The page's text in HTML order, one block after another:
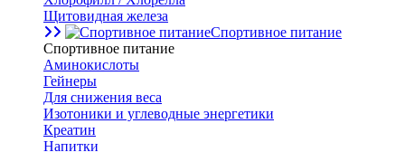
Щитовидная железа
Спортивное питание
Спортивное питание
Аминокислоты
Гейнеры
Для снижения веса
Изотоники и углеводные энергетики
Креатин
Напитки